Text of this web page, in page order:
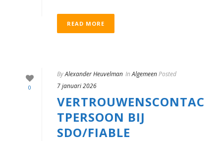
READ MORE
0
ByAlexander Heuvelman InAlgemeenPosted
7 januari 2026
VERTROUWENSCONTAC
TPERSOON BIJ
SDO/FIABLE